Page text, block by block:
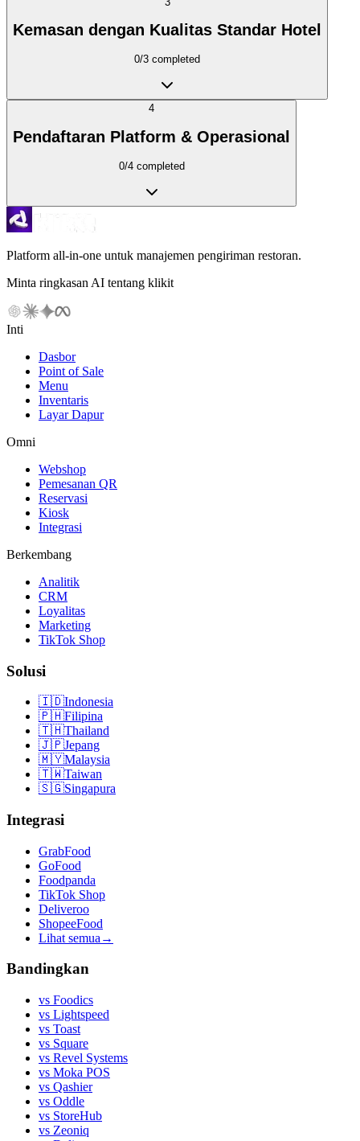
Kemasan dengan Kualitas Standar Hotel
0/3 completed
4
Pendaftaran Platform & Operasional
0/4completed
Platform all-in-one untuk manajemen pengiriman restoran.
Minta ringkasan AI tentang klikit
Inti
Dasbor
Point of Sale
Menu
Inventaris
Layar Dapur
Omni
Webshop
Pemesanan QR
Reservasi
Kiosk
Integrasi
Berkembang
Analitik
CRM
Loyalitas
Marketing
TikTok Shop
Solusi
🇮🇩Indonesia
🇵🇭Filipina
🇹🇭Thailand
🇯🇵Jepang
🇲🇾Malaysia
🇹🇼Taiwan
🇸🇬Singapura
Integrasi
GrabFood
GoFood
Foodpanda
TikTok Shop
Deliveroo
ShopeeFood
Lihat semua →
Bandingkan
vs Foodics
vs Lightspeed
vs Toast
vs Square
vs Revel Systems
vs Moka POS
vs Qashier
vs Oddle
vs StoreHub
vs Zeoniq